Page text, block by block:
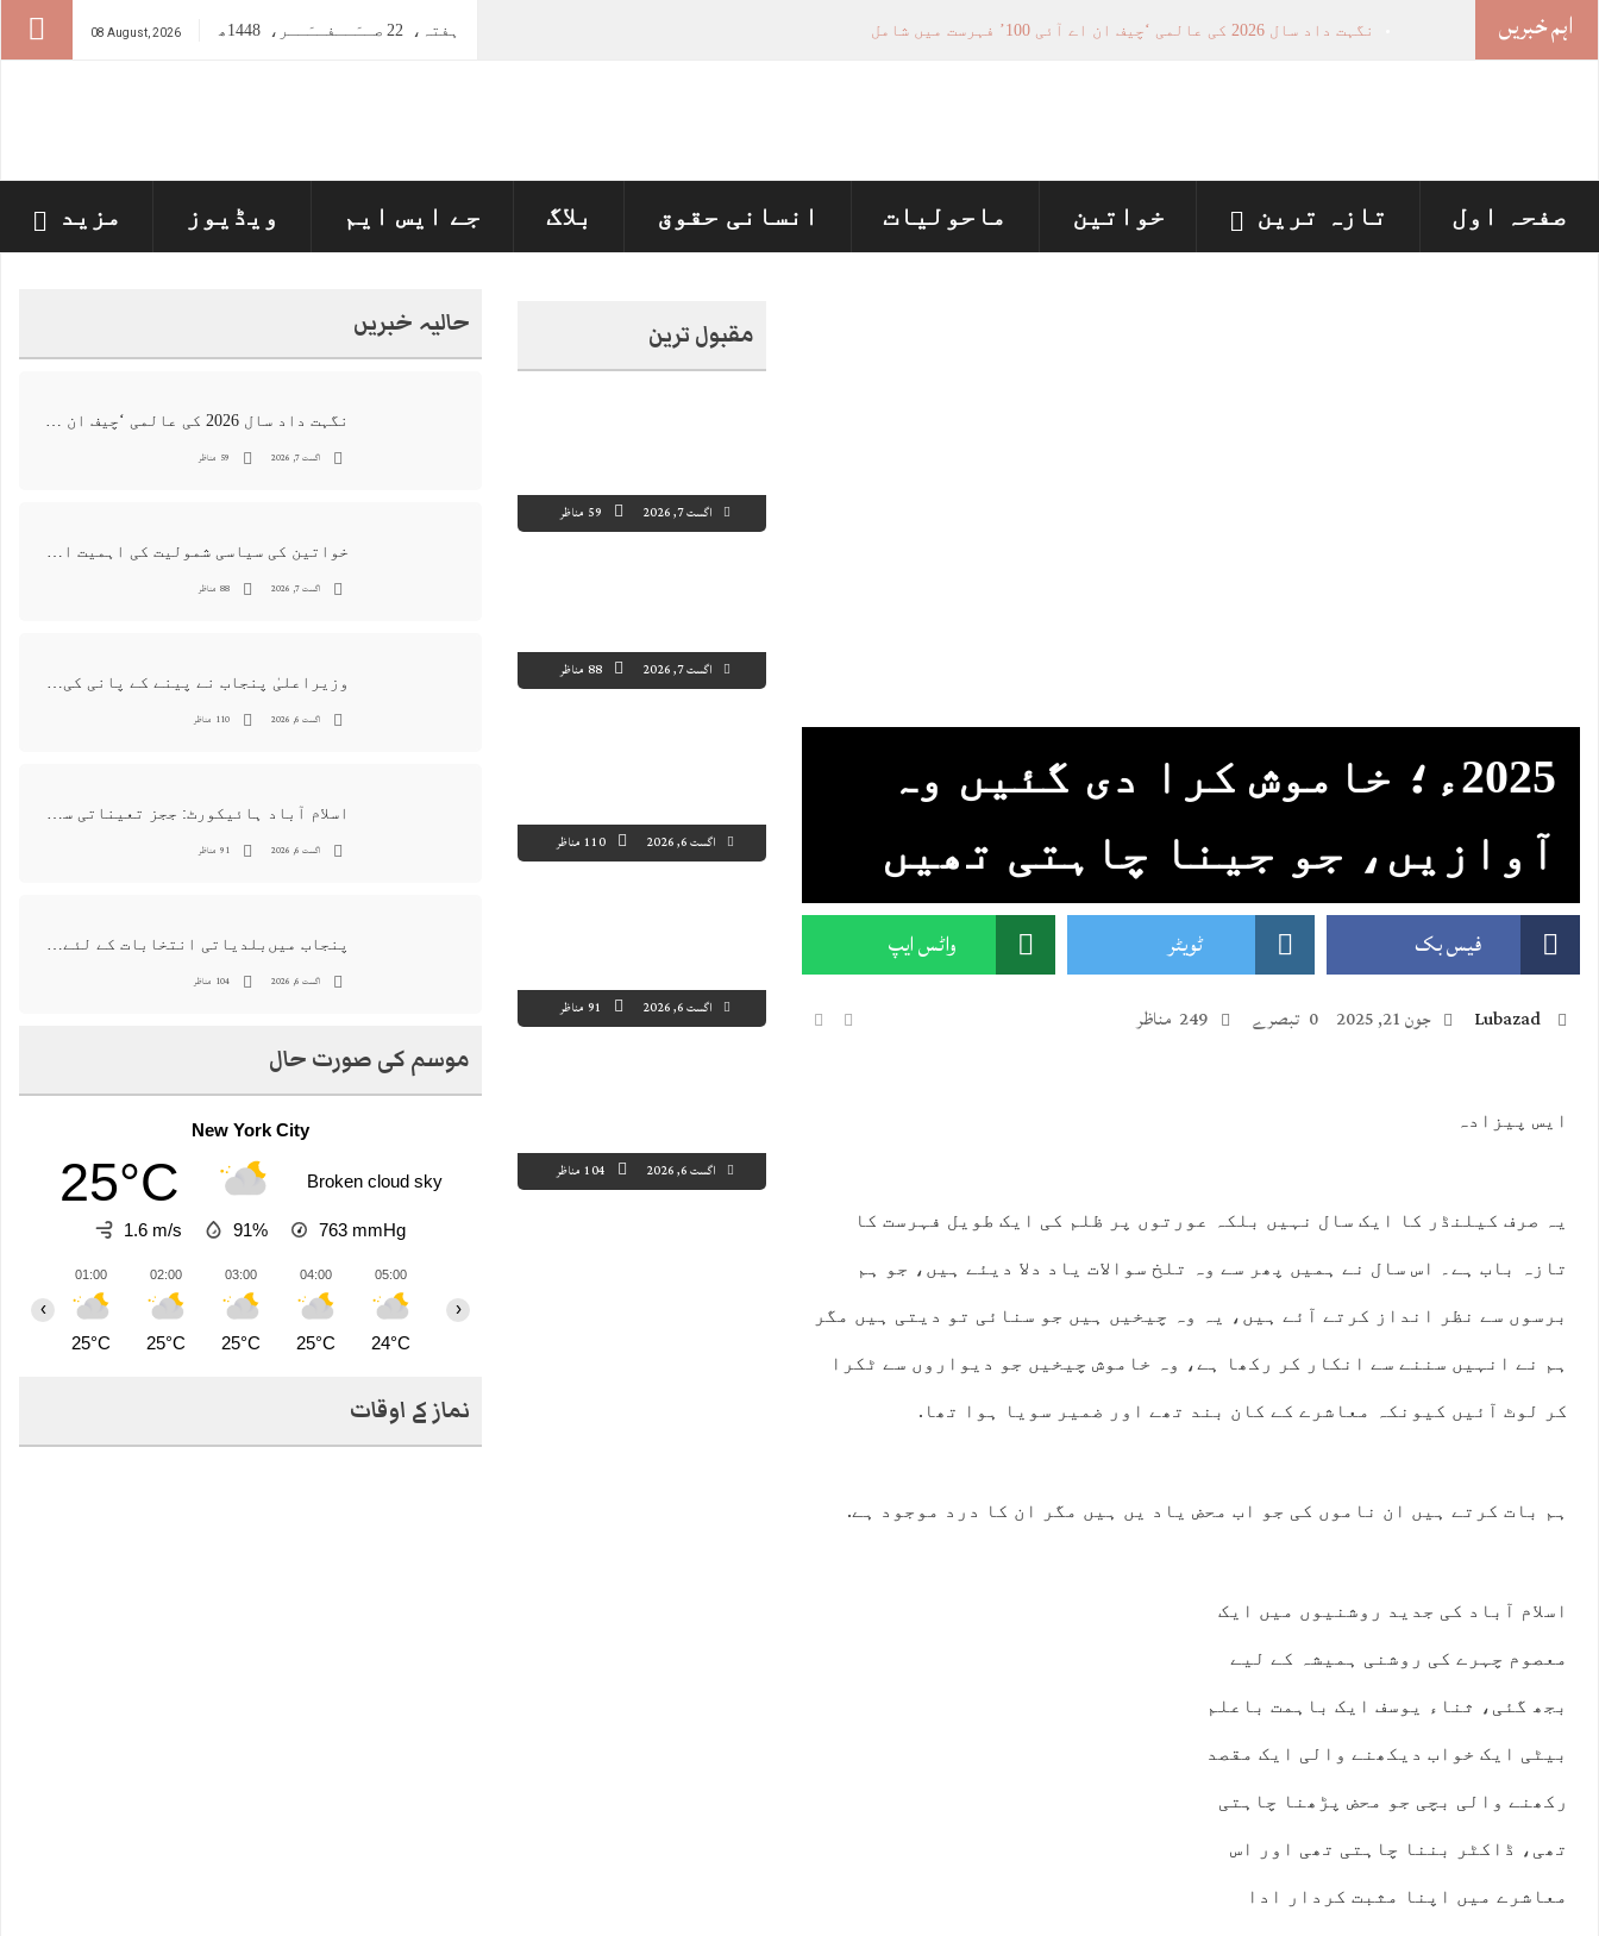
08 August, 2026 ہفتہ، 22 صــَــفــَــر، 1448ھ اہم خبریں نگہت داد سال 2026 کی عالمی ‘چیف ان اے آئی 100’ فہرست میں شامل
پنجاب میں‌بلدیاتی انتخابات کے لئے 12 ارب روپے سے زائد مختص کرنے کی منظوری
صفحہ اول تازہ ترین خواتین ماحولیات انسانی حقوق بلاگ جے ایس ایم ویڈیوز مزید
مقبول ترین
اگست 7, 2026 59 مناظر
اگست 7, 2026 88 مناظر
اگست 6, 2026 110 مناظر
اگست 6, 2026 91 مناظر
اگست 6, 2026 104 مناظر
2025ء؛ خاموش کرا دی گئیں وہ
آوازیں، جو جینا چاہتی تھیں
فیس بک ٹویٹر واٹس ایپ
Lubazad جون 21, 2025 0 تبصرے 249 مناظر
ایس پیزادہ
یہ صرف کیلنڈر کا ایک سال نہیں بلکہ عورتوں پر ظلم کی ایک طویل فہرست کا
تازہ باب ہے۔ اس سال نے ہمیں پھر سے وہ تلخ سوالات یاد دلا دیئے ہیں، جو ہم
برسوں سے نظر انداز کرتے آئے ہیں، یہ وہ چیخیں ہیں جو سنائی تو دیتی ہیں مگر
ہم نے انہیں سننے سے انکار کر رکھا ہے، وہ خاموش چیخیں جو دیواروں سے ٹکرا
کر لوٹ آئیں کیونکہ معاشرے کے کان بند تھے اور ضمیر سویا ہوا تھا.
ہم بات کرتے ہیں ان ناموں کی جو اب محض یاد یں ہیں مگر ان کا درد موجود ہے.
اسلام آباد کی جدید روشنیوں میں ایک
معصوم چہرے کی روشنی ہمیشہ کے لیے
بجھ گئی، ثناء یوسف ایک باہمت باعلم
بیٹی ایک خواب دیکھنے والی ایک مقصد
رکھنے والی بچی جو محض پڑھنا چاہتی
تھی، ڈاکٹر بننا چاہتی تھی اور اس
معاشرے میں اپنا مثبت کردار ادا
حالیہ خبریں
نگہت داد سال 2026 کی عالمی ‘چیف ان اے آئی 100’ فہرست میں شامل
اگست 7, 2026 59 مناظر
خواتین کی سیاسی شمولیت کی اہمیت اور فیصلہ سازی کے عمل میں فعال کردار
اگست 7, 2026 88 مناظر
وزیراعلیٰ پنجاب نے پینے کے پانی کی بوتل پر چارجز لگانے کی تجویز مستر دکر دی
اگست 6, 2026 110 مناظر
اسلام آباد ہائیکورٹ: ججز تعیناتی سمری منظور نہیں‌ ہونے کے خٌلاف فیصلہ محفوظ
اگست 6, 2026 91 مناظر
پنجاب میں‌بلدیاتی انتخابات کے لئے 12 ارب روپے سے زائد مختص کرنے کی منظوری
اگست 6, 2026 104 مناظر
موسم کی صورت حال
New York City
25°C Broken cloud sky
1.6 m/s 91% 763 mmHg
01:00
25°C
02:00
25°C
03:00
25°C
04:00
25°C
05:00
24°C
12:00 13:00 14:00 15:00 16:00 17:00 18:00 19:00 20:00
‹ ›
نماز کے اوقات